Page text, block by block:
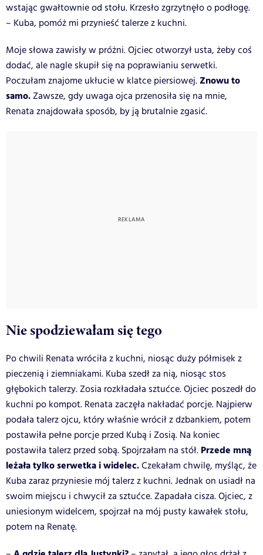
wstając gwałtownie od stołu. Krzesło zgrzytnęło o podłogę.
– Kuba, pomóż mi przynieść talerze z kuchni.
Moje słowa zawisły w próżni. Ojciec otworzył usta, żeby coś
dodać, ale nagle skupił się na poprawianiu serwetki.
Poczułam znajome ukłucie w klatce piersiowej. Znowu to
samo.Zawsze, gdy uwaga ojca przenosiła się na mnie,
Renata znajdowała sposób, by ją brutalnie zgasić.
Nie spodziewałam się tego
Po chwili Renata wróciła z kuchni, niosąc duży półmisek z
pieczenią i ziemniakami. Kuba szedł za nią, niosąc stos
głębokich talerzy. Zosia rozkładała sztućce. Ojciec poszedł do
kuchni po kompot. Renata zaczęła nakładać porcje. Najpierw
podała talerz ojcu, który właśnie wrócił z dzbankiem, potem
postawiła pełne porcje przed Kubą i Zosią. Na koniec
postawiła talerz przed sobą. Spojrzałam na stół. Przede mną
leżała tylko serwetka i widelec.Czekałam chwilę, myśląc, że
Kuba zaraz przyniesie mój talerz z kuchni. Jednak on usiadł na
swoim miejscu i chwycił za sztućce. Zapadała cisza. Ojciec, z
uniesionym widelcem, spojrzał na mój pusty kawałek stołu,
potem na Renatę.